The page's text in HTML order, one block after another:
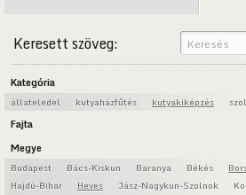
Keresett szöveg:
Kategória
állateledel kutyaházfűtés kutyakiképzés
Fajta
Megye
Budapest Bács-Kiskun Baranya Békés
Hajdú-Bihar
Heves Jász-Nagykun-Szolnok